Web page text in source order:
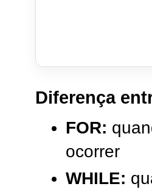
Diferença
FOR:
ocorrer
WHILE: